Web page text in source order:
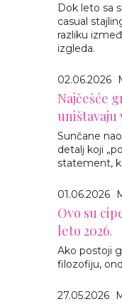
Dok leto sa
casual
razliku
izgleda.
02.06.2026
Najčešće
uništavaju
Sunčane
detalj koji
statement,
01.06.2026
Ovo su
leto 2026.
Ako postoji
filozofiju,
27.05.2026